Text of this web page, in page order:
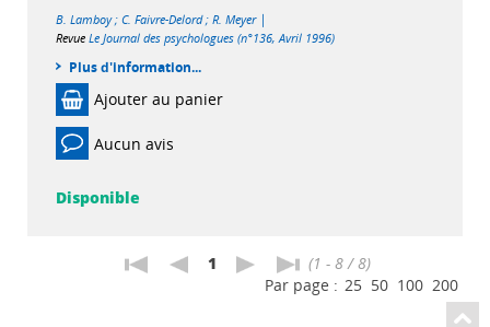
B. Lamboy; C. Faivre-Delord; R. Meyer |
Revue Le Journal des psychologues (n°136, Avril 1996)
Plus d'information...
Ajouter au panier
Aucun avis
Disponible
1
(1 - 8 / 8)
Par page : 25 50 100 200